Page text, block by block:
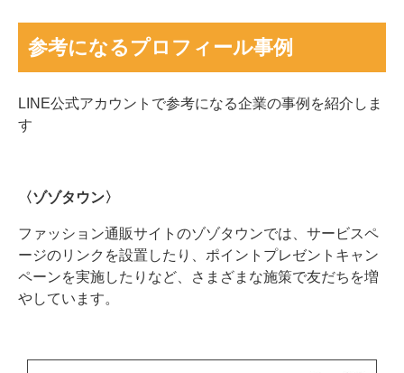
参考になるプロフィール事例
LINE公式アカウントで参考になる企業の事例を紹介しま
す
〈ゾゾタウン〉
ファッション通販サイトのゾゾタウンでは、サービスペ
ージのリンクを設置したり、ポイントプレゼントキャン
ペーンを実施したりなど、さまざまな施策で友だちを増
やしています。